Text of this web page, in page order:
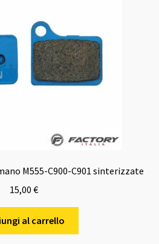
M555-C900-C901 sinterizzate
15,00 €
al carrello